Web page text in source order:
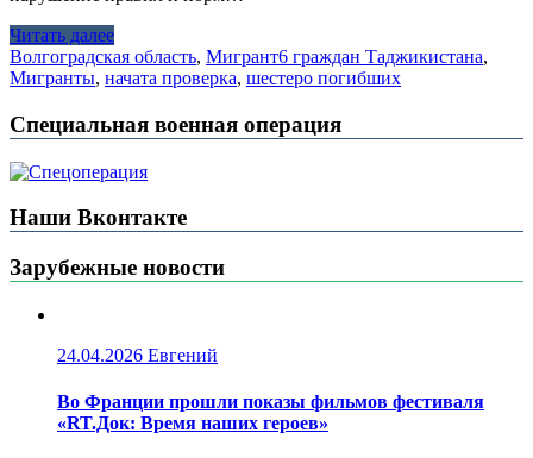
Читать далее
Волгоградская область, Мигрант6 граждан Таджикистана,
Мигранты, начата проверка, шестеро погибших
Специальная военная операция
Наши Вконтакте
Зарубежные новости
24.04.2026 Евгений
Во Франции прошли показы фильмов фестиваля
«RT.Док: Время наших героев»